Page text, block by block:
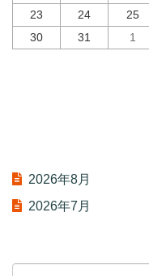
23
24 25
30
31 1
2026年8月
2026年7月